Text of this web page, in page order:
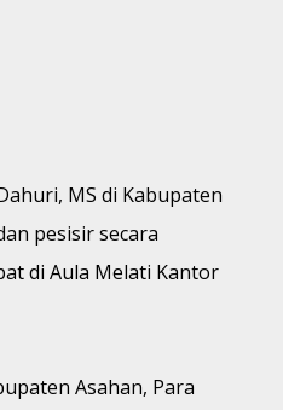
MS di Kabupaten
pesisir secara
di Aula Melati Kantor
Asahan, Para